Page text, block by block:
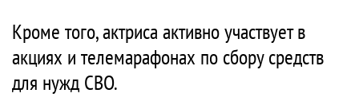
Кроме того, актриса активно участвует в
акциях и телемарафонах по сбору средств
для нужд СВО.